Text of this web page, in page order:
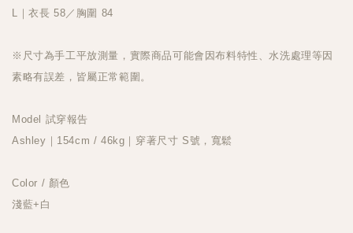
L｜衣長 58／胸圍 84
※尺寸為手工平放測量，實際商品可能會因布料特性、水洗處理等因
素略有誤差，皆屬正常範圍。
Model 試穿報告
Ashley｜154cm / 46kg｜穿著尺寸 S號，寬鬆
Color / 顏色
淺藍+白